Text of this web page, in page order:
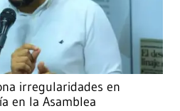
irregularidades en
en la Asamblea